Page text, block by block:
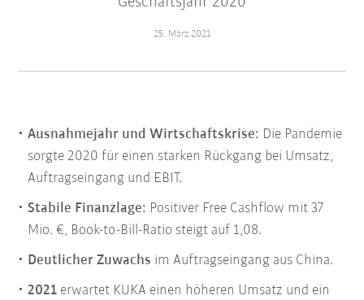
25. März 2021
Ausnahmejahr und Wirtschaftskrise: Die Pandemie
sorgte 2020 für einen starken Rückgang bei Umsatz,
Auftragseingang und EBIT.
Stabile Finanzlage: Positiver Free Cashflow mit 37
Mio. €, Book-to-Bill-Ratio steigt auf 1,08.
Deutlicher Zuwachs im Auftragseingang aus China.
2021 erwartet KUKA einen höheren Umsatz und ein